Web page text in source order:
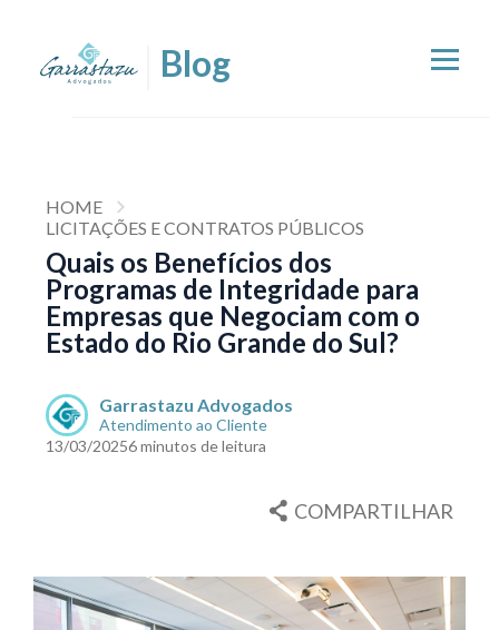
HOME
LICITAÇÕES E CONTRATOS PÚBLICOS
Quais os Benefícios dos
Programas de Integridade para
Empresas que Negociam com o
Estado do Rio Grande do Sul?
Garrastazu Advogados
Atendimento ao Cliente
13/03/20256 minutos de leitura
COMPARTILHAR